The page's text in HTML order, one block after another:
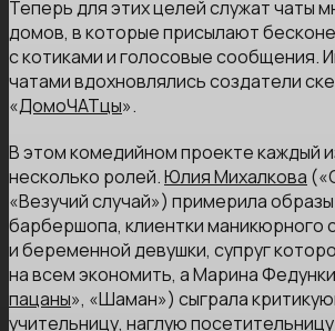
Теперь для этих целей служат чаты
домов, в которые присылают
с котиками и голосовые сообщения.
чатами вдохновлялись создатели
«ДомоЧАТцы».
В этом комедийном проекте каждый
несколько ролей.Юлия Михалкова
«Везучий случай») примерила
барбершопа, клиентки маникюрного
и беременной девушки, супруг
на всем экономить, а Марина
пацаны», «Шаман») сыграла
учительницу, наглую